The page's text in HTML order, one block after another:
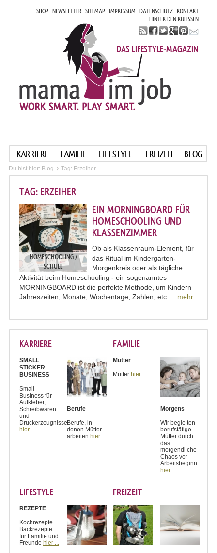
SHOP NEWSLETTER SITEMAP IMPRESSUM DATENSCHUTZ KONTAKT
HINTER DEN KULISSEN
DAS LIFESTYLE-MAGAZIN
KARRIERE FAMILIE LIFESTYLE FREIZEIT BLOG
Du bist hier: Blog Tag: Erzeiher
TAG: ERZEIHER
HOMESCHOOLING /
SCHULE
EIN MORNINGBOARD FÜR
HOMESCHOOLING UND
KLASSENZIMMER
Ob als Klassenraum-Element, für
das Ritual im Kindergarten-
Morgenkreis oder als tägliche
Aktivität beim Homeschooling - ein sogenanntes
MORNINGBOARD ist die perfekte Methode, um Kindern
Jahreszeiten, Monate, Wochentage, Zahlen, etc.… mehr
KARRIERE
SMALL
STICKER
BUSINESS
Small
Business für
Aufkleber,
Schreibwaren
und
Druckerzeugnisse
hier ...
Berufe
Berufe, in
denen Mütter
arbeiten hier ...
FAMILIE
Mütter
Mütter hier ...
Morgens
Wir begleiten
berufstätige
Mütter durch
das
morgendliche
Chaos vor
Arbeitsbeginn.
hier ...
LIFESTYLE
REZEPTE
Kochrezepte
Backrezepte
für Familie und
Freunde hier ...
FREIZEIT